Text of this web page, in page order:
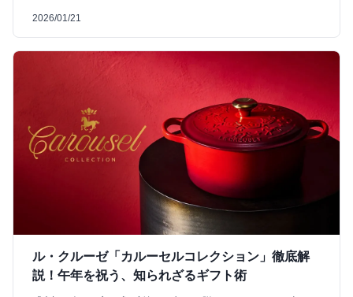
2026/01/21
ル・クルーゼ「カルーセルコレクション」徹底解
説！午年を祝う、知られざるギフト術